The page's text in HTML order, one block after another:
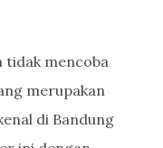
tidak mencoba
merupakan
di Bandung